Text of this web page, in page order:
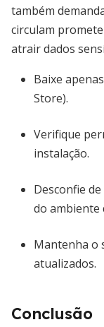
também
circulam
atrair dados
Baixe
Store).
Verifique
instalação.
Desconfie
do ambiente
Mantenha o
atualizados.
Conclusão